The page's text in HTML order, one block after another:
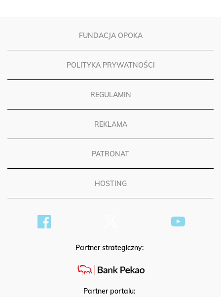
FUNDACJA OPOKA
POLITYKA PRYWATNOŚCI
REGULAMIN
REKLAMA
PATRONAT
HOSTING
Partner strategiczny:
Partner portalu: